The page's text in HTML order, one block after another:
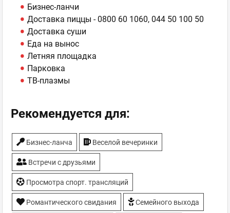
Бизнес-ланчи
Доставка пиццы - 0800 60 1060, 044 50 100 50
Доставка суши
Еда на вынос
Летняя площадка
Парковка
ТВ-плазмы
Рекомендуется для:
Бизнес-ланча Веселой вечеринки
Встречи с друзьями
Просмотра спорт. трансляций
Романтического свидания Семейного выхода